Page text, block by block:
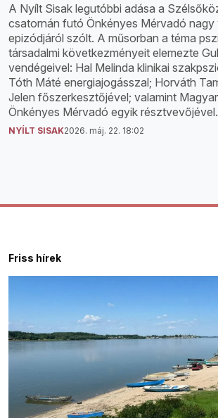
A Nyílt Sisak legutóbbi adása a
csatornán futó Önkényes Mérvadó nagy
epizódjáról szólt. A műsorban a téma
társadalmi következményeit elemezte
vendégeivel: Hal Melinda klinikai
Tóth Máté energiajogásszal; Horváth
Jelen főszerkesztőjével; valamint
Önkényes Mérvadó egyik résztvevőjével.
NYÍLT SISAK2026. máj. 22. 18:02
Friss hírek